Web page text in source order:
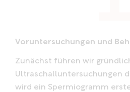
Voruntersuchungen und
Zunächst führen wir
Ultraschalluntersuchungen
wird ein Spermiogramm